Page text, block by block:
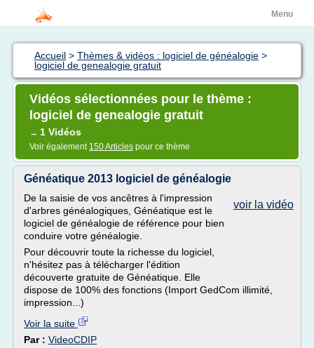
Menu
Accueil > Thèmes & vidéos : logiciel de généalogie >
logiciel de genealogie gratuit
Vidéos sélectionnées pour le thème :
logiciel de genealogie gratuit
→ 1 Vidéos
Voir également 150 Articles pour ce thème
Généatique 2013 logiciel de généalogie
voir la vidéo
De la saisie de vos ancêtres à l'impression
d'arbres généalogiques, Généatique est le
logiciel de généalogie de référence pour bien
conduire votre généalogie.
Pour découvrir toute la richesse du logiciel,
n'hésitez pas à télécharger l'édition
découverte gratuite de Généatique. Elle
dispose de 100% des fonctions (Import GedCom illimité,
impression...)
Voir la suite
Par : VideoCDIP